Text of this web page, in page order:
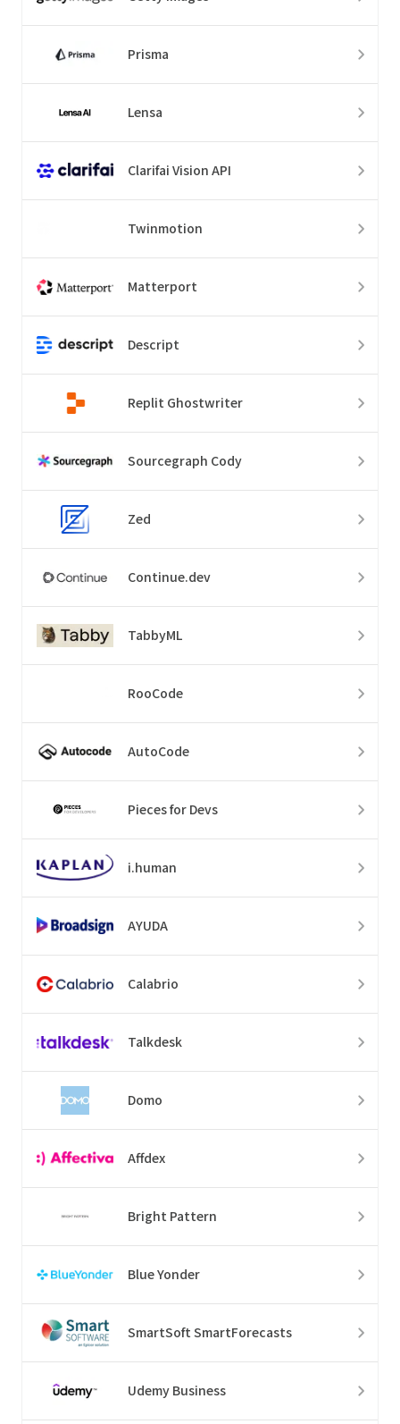
Prisma
Lensa
Clarifai Vision API
Twinmotion
Matterport
Descript
Replit Ghostwriter
Sourcegraph Cody
Zed
Continue.dev
TabbyML
RooCode
AutoCode
Pieces for Devs
i.human
AYUDA
Calabrio
Talkdesk
Domo
Affdex
Bright Pattern
Blue Yonder
SmartSoft SmartForecasts
Udemy Business